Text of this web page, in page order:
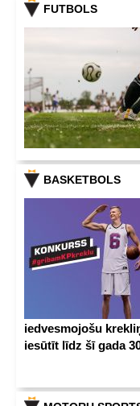
FUTBOLS
BASKETBOLS
iedvesmojošu
iesūtīt līdz šī gada